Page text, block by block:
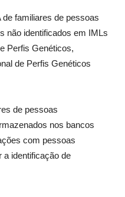
familiares de pessoas
não identificados em IMLs
Perfis Genéticos,
de Perfis Genéticos
de pessoas
nos bancos
com pessoas
a identificação de